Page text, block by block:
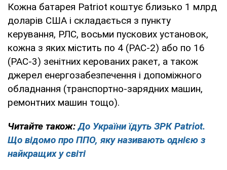
Кожна батарея Patriot коштує близько 1 млрд
доларів США і складається з пункту
керування, РЛС, восьми пускових установок,
кожна з яких містить по 4 (PAC-2) або по 16
(PAC-3) зенітних керованих ракет, а також
джерел енергозабезпечення і допоміжного
обладнання (транспортно-зарядних машин,
ремонтних машин тощо).
Читайте також:До України їдуть ЗРК Patriot.
Що відомо про ППО, яку називають однією з
найкращих у світі